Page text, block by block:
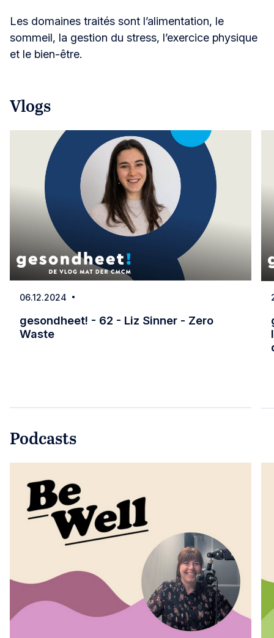
Les domaines traités sont l’alimentation, le
sommeil, la gestion du stress, l’exercice physique
et le bien-être.
Vlogs
Date
06.12.2024
gesondheet! - 62 - Liz Sinner - Zero
Waste
Podcasts